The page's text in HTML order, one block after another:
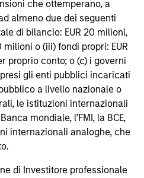
che ottemperano, a
almeno due dei seguenti
di bilancio: EUR 20 milioni,
o (iii) fondi propri: EUR
proprio conto; o (c) i governi
gli enti pubblici incaricati
a livello nazionale o
le istituzioni internazionali
mondiale, l’FMI, la BCE,
internazionali analoghe, che
di Investitore professionale
Markets Equity